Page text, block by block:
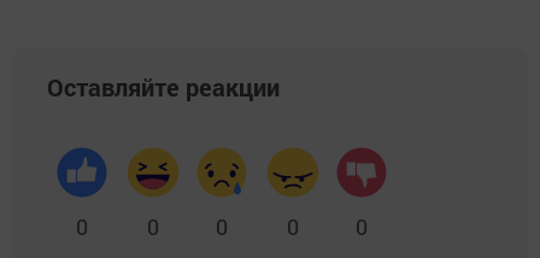
Оставляйте реакции
0 0 0 0 0